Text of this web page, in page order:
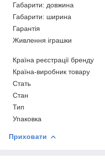
Габарити: довжина
Габарити: ширина
Гарантія
Живлення іграшки
Країна реєстрації бренду
Країна-виробник товару
Стать
Стан
Тип
Упаковка
Приховати